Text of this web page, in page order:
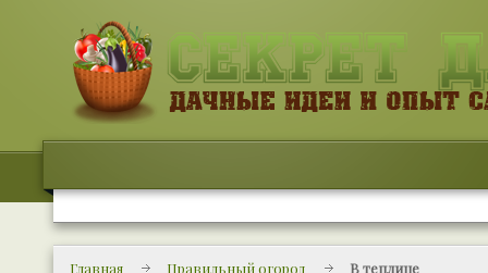
Главная Правильный огород В теплице